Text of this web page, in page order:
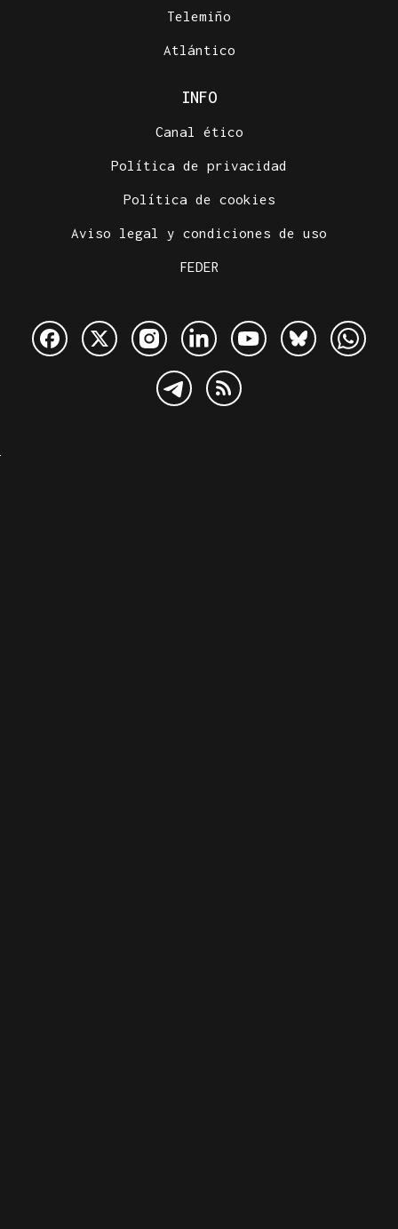
Telemiño
Atlántico
INFO
Canal ético
Política de privacidad
Política de cookies
Aviso legal y condiciones de uso
FEDER